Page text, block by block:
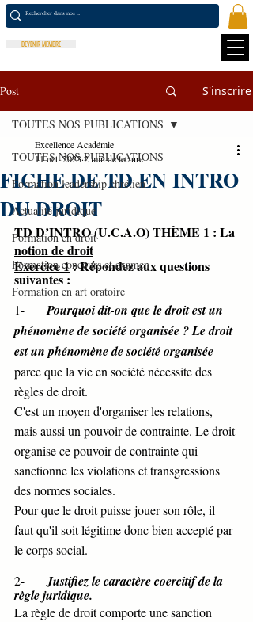
DEVENIR MEMBRE
Post S'inscrire
TOUTES NOS PUBLICATIONS
Formation leadership chrétien
Actualité juridique
Formation en droit
Formation concours et examen
Formation en art oratoire
TOUTES NOS PUBLICATIONS
FICHE DE TD EN INTRO
DU DROIT
Excellence Académie
11 oct. 2023 2 min de lecture
TD D’INTRO (U.C.A.O) THÈME 1 : La
notion de droit
Exercice 1 : Répondez aux questions
suivantes :
1- Pourquoi dit-on que le droit est un
phénomène de société organisée ? Le droit
est un phénomène de société organisée
parce que la vie en société nécessite des
règles de droit.
C'est un moyen d'organiser les relations,
mais aussi un pouvoir de contrainte. Le droit
organise ce pouvoir de contrainte qui
sanctionne les violations et transgressions
des normes sociales.
Pour que le droit puisse jouer son rôle, il
faut qu'il soit légitime donc bien accepté par
le corps social.
2- Justifiez le caractère coercitif de la
règle juridique.
La règle de droit comporte une sanction